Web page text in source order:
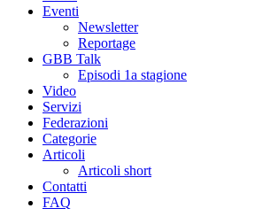
Eventi
Newsletter
Reportage
GBB Talk
Episodi 1a stagione
Video
Servizi
Federazioni
Categorie
Articoli
Articoli short
Contatti
FAQ